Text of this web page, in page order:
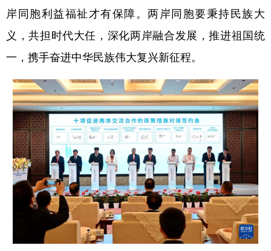
Deutsch Português
岸同胞利益福祉才有保障。两岸同胞要秉持民族大
义，共担时代大任，深化两岸融合发展，推进祖国统
一，携手奋进中华民族伟大复兴新征程。